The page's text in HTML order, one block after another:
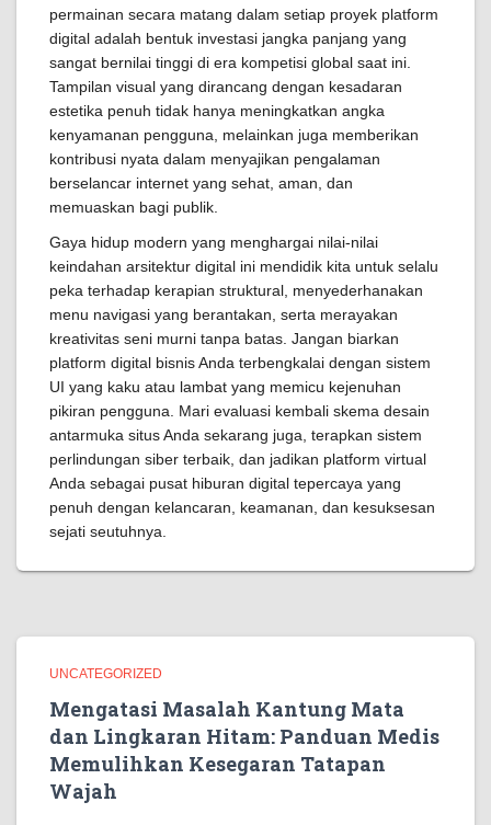
permainan secara matang dalam setiap proyek platform
digital adalah bentuk investasi jangka panjang yang
sangat bernilai tinggi di era kompetisi global saat ini.
Tampilan visual yang dirancang dengan kesadaran
estetika penuh tidak hanya meningkatkan angka
kenyamanan pengguna, melainkan juga memberikan
kontribusi nyata dalam menyajikan pengalaman
berselancar internet yang sehat, aman, dan
memuaskan bagi publik.
Gaya hidup modern yang menghargai nilai-nilai
keindahan arsitektur digital ini mendidik kita untuk selalu
peka terhadap kerapian struktural, menyederhanakan
menu navigasi yang berantakan, serta merayakan
kreativitas seni murni tanpa batas. Jangan biarkan
platform digital bisnis Anda terbengkalai dengan sistem
UI yang kaku atau lambat yang memicu kejenuhan
pikiran pengguna. Mari evaluasi kembali skema desain
antarmuka situs Anda sekarang juga, terapkan sistem
perlindungan siber terbaik, dan jadikan platform virtual
Anda sebagai pusat hiburan digital tepercaya yang
penuh dengan kelancaran, keamanan, dan kesuksesan
sejati seutuhnya.
UNCATEGORIZED
Mengatasi Masalah Kantung Mata
dan Lingkaran Hitam: Panduan Medis
Memulihkan Kesegaran Tatapan
Wajah